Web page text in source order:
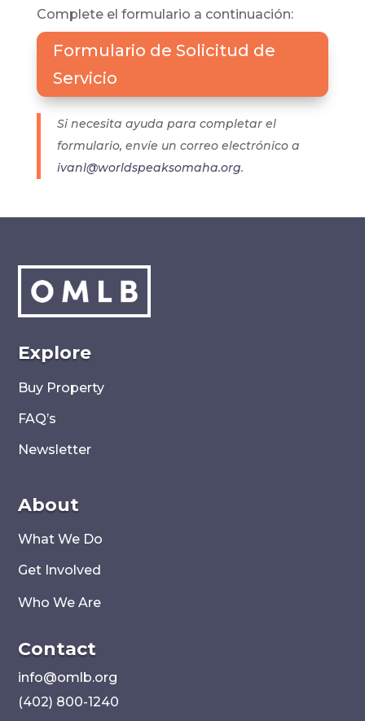
Complete el formulario a continuación:
Formulario de Solicitud de
Servicio
Si necesita ayuda para completar el
formulario, envíe un correo electrónico a
ivanl@worldspeaksomaha.org.
Explore
Buy Property
FAQ’s
Newsletter
About
What We Do
Get Involved
Who We Are
Contact
info@omlb.org
(402) 800-1240